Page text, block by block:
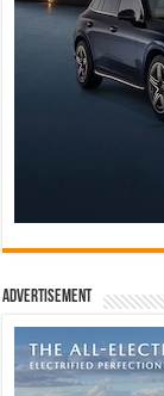
Advertisement